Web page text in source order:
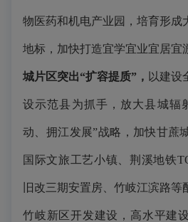
物医药和机电产业园，培育形成
地标，加快打造宜学宜业宜居宜
城片区突出“扩容提质”， 以建设
设示范县为抓手，放大县城辐
动、拥江发展”战略，加快甘蔗
国际文旅工艺小镇、荆溪地铁
旧改三期安置房、竹岐江滨路
竹岐新区开发建设，高水平建